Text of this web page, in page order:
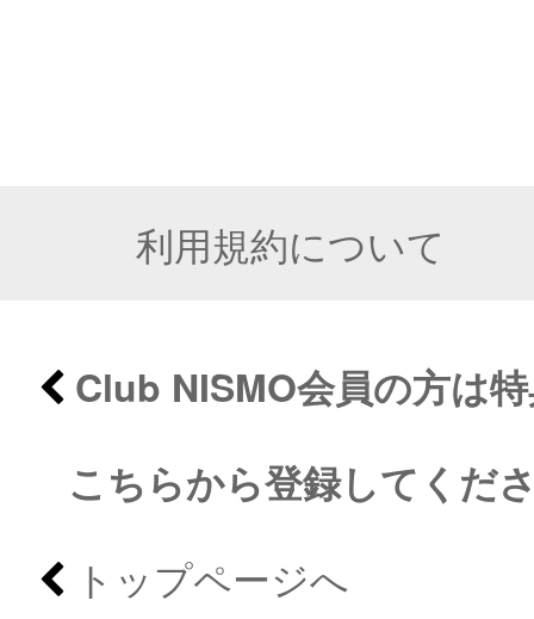
利用規約について
Club NISMO会員の方は
こちらから登録してくだ
トップページへ